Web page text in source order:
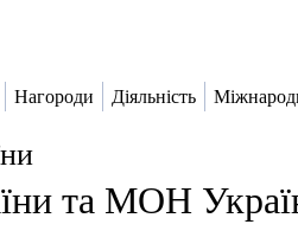
Нагороди Діяльність
та МОН